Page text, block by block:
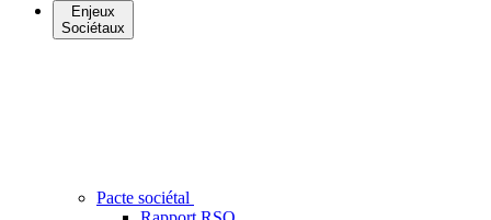
Enjeux
Sociétaux
Pacte sociétal